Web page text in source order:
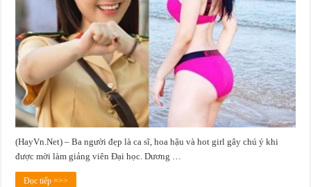
(HayVn.Net) – Ba người đẹp là ca sĩ, hoa hậu và hot girl gây chú ý khi
được mời làm giảng viên Đại học. Dương …
Đọc tiếp =>>